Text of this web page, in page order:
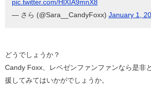
pic.twitter.com/HlXIA9mnX8
— さら (@Sara__CandyFoxx) January 1,
どうでしょうか？
Candy Foxx、レペゼンファンファンなら是非
援してみてはいかがでしょうか。